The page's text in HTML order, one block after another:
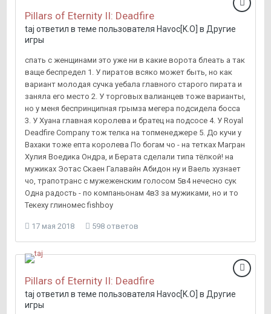
Pillars of Eternity II: Deadfire
taj ответил в теме пользователя Havoc[K.O] в Другие
игры
спать с женщинами это уже ни в какие ворота блеать а так
ваще беспредел 1. У пиратов всяко может быть, но как
вариант молодая сучка уебала главного старого пирата и
заняла его место 2. У торговых валианцев тоже варианты,
но у меня беспринципная грымза мегера подсидела босса
3. У Хуана главная королева и братец на подсосе 4. У Royal
Deadfire Company тож телка на топменеджере 5. До кучи у
Вахаки тоже епта королева По богам чо - на тетках Магран
Хулия Воедика Ондра, и Берата сделали типа тёлкой! на
мужиках Эотас Скаен Галавайн Абидон ну и Ваель хузнает
чо, трапотранс с мужеженским голосом 5в4 нечесно сук
Одна радость - по компаньонам 4в3 за мужиками, но и то
Текеху глиномес fishboy
17 мая 2018 598 ответов
Pillars of Eternity II: Deadfire
taj ответил в теме пользователя Havoc[K.O] в Другие
игры